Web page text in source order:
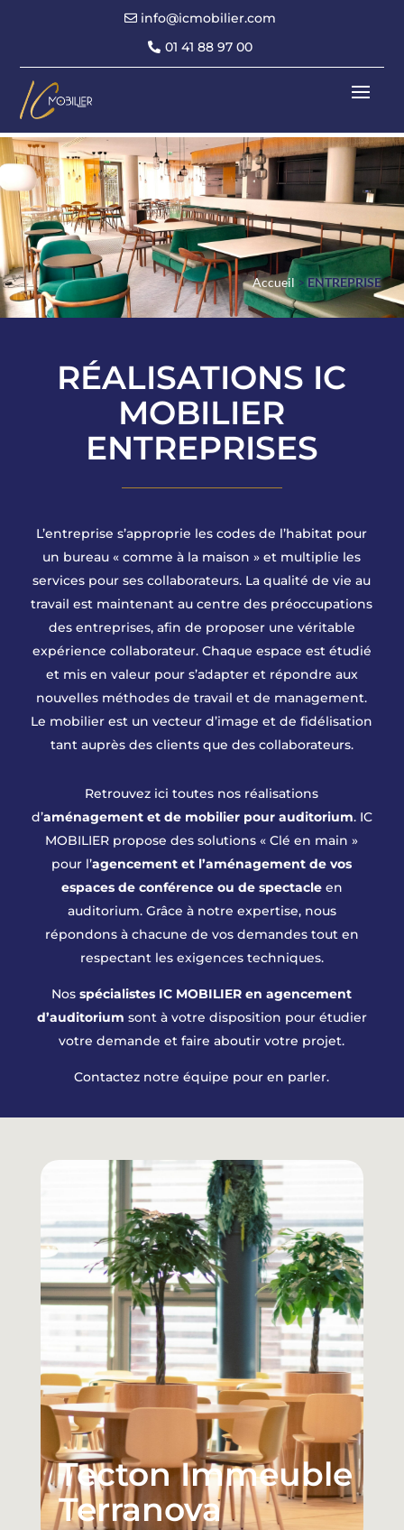
info@icmobilier.com
01 41 88 97 00
Accueil >ENTREPRISE
RÉALISATIONS IC
MOBILIER
ENTREPRISES
L’entreprise s’approprie les codes de l’habitat pour
un bureau « comme à la maison » et multiplie les
services pour ses collaborateurs. La qualité de vie au
travail est maintenant au centre des préoccupations
des entreprises, afin de proposer une véritable
expérience collaborateur. Chaque espace est étudié
et mis en valeur pour s’adapter et répondre aux
nouvelles méthodes de travail et de management.
Le mobilier est un vecteur d’image et de fidélisation
tant auprès des clients que des collaborateurs.
Retrouvez ici toutes nos réalisations
d’aménagement et de mobilier pour auditorium. IC
MOBILIER propose des solutions « Clé en main »
pour l’agencement et l’aménagement de vos
espaces de conférence ou de spectacle en
auditorium. Grâce à notre expertise, nous
répondons à chacune de vos demandes tout en
respectant les exigences techniques.
Nos spécialistes IC MOBILIER en agencement
d’auditorium sont à votre disposition pour étudier
votre demande et faire aboutir votre projet.
Contactez notre équipe pour en parler.
Tecton Immeuble
Terranova